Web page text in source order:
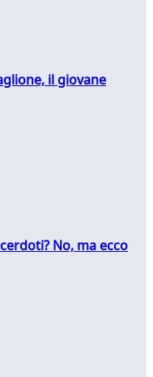
il giovane
No, ma ecco